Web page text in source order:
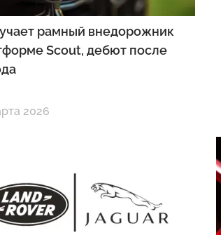
рамный внедорожник
Scout, дебют после
2026